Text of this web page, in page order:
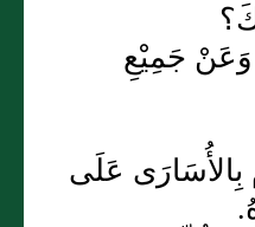
وَعَنْ جَمِيْعِ
عَلَى